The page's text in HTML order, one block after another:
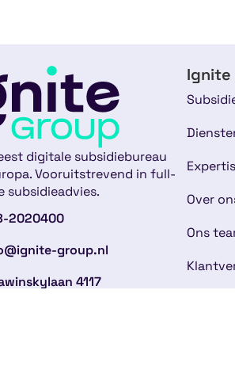
digitale subsidiebureau
Vooruitstrevend in full-
subsidieadvies.
2020400
group.nl
4117
Ignite
Over
Ons